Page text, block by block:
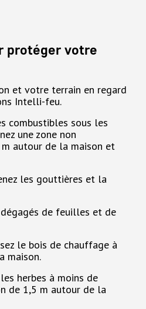
protéger votre
et votre terrain en regard
Intelli-feu.
combustibles sous les
une zone non
autour de la maison et
les gouttières et la
de feuilles et de
le bois de chauffage à
maison.
herbes à moins de
de 1,5 m autour de la